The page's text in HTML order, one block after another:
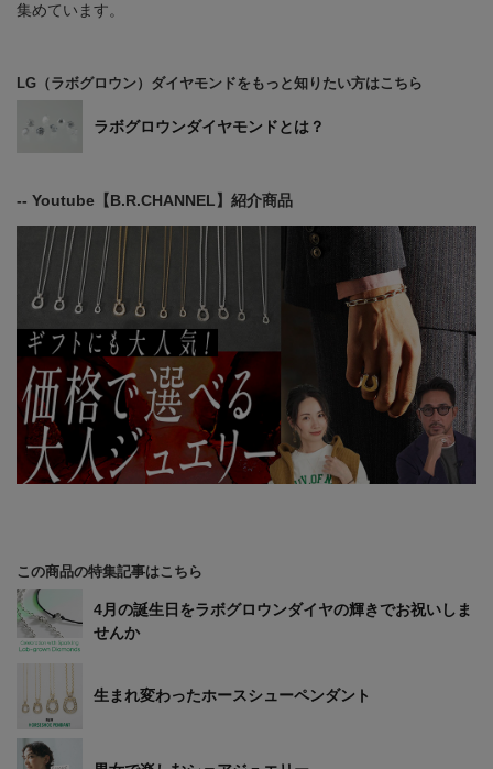
集めています。
LG（ラボグロウン）ダイヤモンドをもっと知りたい方はこちら
ラボグロウンダイヤモンドとは？
-- Youtube【B.R.CHANNEL】紹介商品
この商品の特集記事はこちら
4月の誕生日をラボグロウンダイヤの輝きでお祝いしま
せんか
生まれ変わったホースシューペンダント